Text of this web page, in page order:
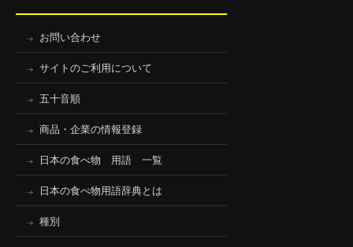
お問い合わせ
サイトのご利用について
五十音順
商品・企業の情報登録
日本の食べ物 用語 一覧
日本の食べ物用語辞典とは
種別